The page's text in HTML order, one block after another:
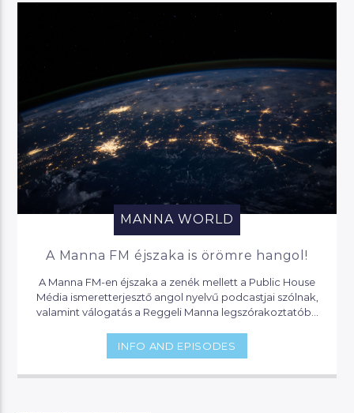
MANNA WORLD
A Manna FM éjszaka is örömre hangol!
A Manna FM-en éjszaka a zenék mellett a Public House
Média ismeretterjesztő angol nyelvű podcastjai szólnak,
valamint válogatás a Reggeli Manna legszórakoztatóbb
INFO AND EPISODES